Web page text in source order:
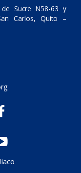
Sucre N58-63 y
Carlos, Quito –